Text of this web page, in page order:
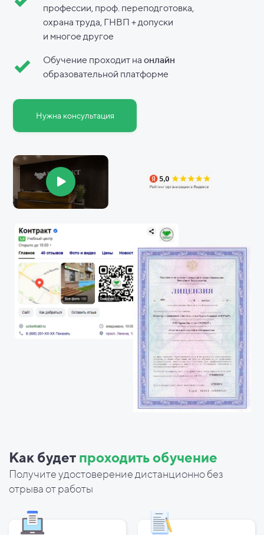
Нужна консультация
Обучение проходит наонлайн
образовательной платформе
профессии, проф. переподготовка,
охрана труда, ГНВП + допуски
и многое другое
Как будет проходить обучение
Получите удостоверение дистанционно без
отрыва от работы